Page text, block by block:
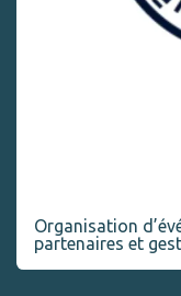
Organisation
partenaires et